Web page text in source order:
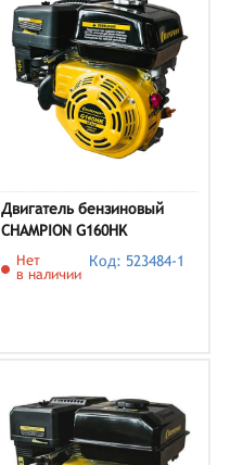
Двигатель бензиновый
CHAMPION G160HK
Нет
в наличии
Код: 523484-1